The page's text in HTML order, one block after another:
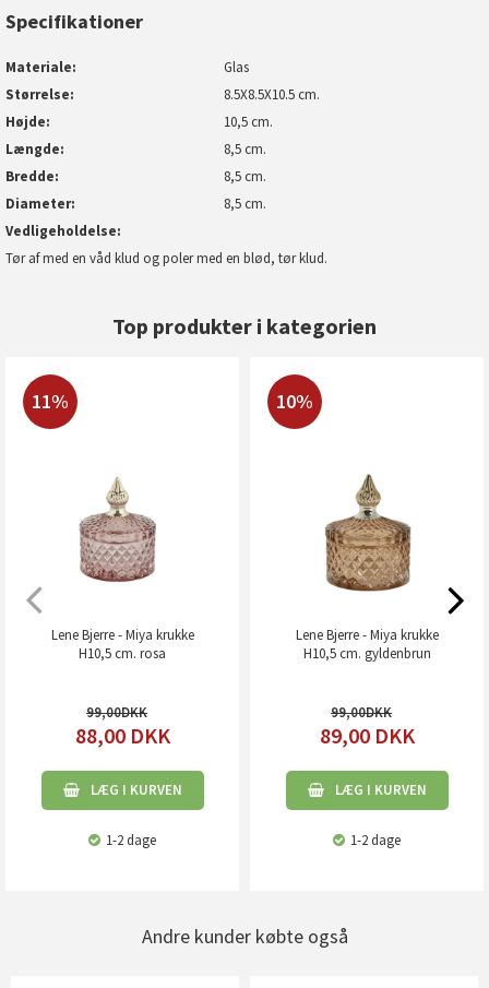
Specifikationer
Materiale
Glas
Størrelse
8.5X8.5X10.5 cm.
Højde
10,5 cm.
Længde
8,5 cm.
Bredde
8,5 cm.
Diameter
8,5 cm.
Vedligeholdelse
Tør af med en våd klud og poler med en blød, tør klud.
Top produkter i kategorien
11%
Lene Bjerre - Miya krukke
H10,5 cm. rosa
99,00
88,00 DKK
LÆG I KURVEN
1-2 dage
10%
Lene Bjerre - Miya krukke
H10,5 cm. gyldenbrun
99,00
89,00 DKK
LÆG I KURVEN
1-2 dage
Andre kunder købte også